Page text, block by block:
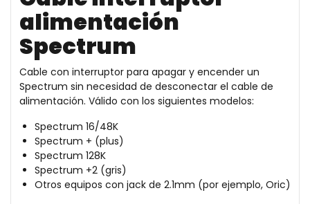
alimentación
Spectrum
Cable con interruptor para apagar y encender un
Spectrum sin necesidad de desconectar el cable de
alimentación. Válido con los siguientes modelos:
Spectrum 16/48K
Spectrum + (plus)
Spectrum 128K
Spectrum +2 (gris)
Otros equipos con jack de 2.1mm (por ejemplo, Oric)